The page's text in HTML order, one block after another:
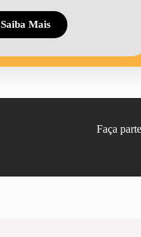
Saiba Mais
Faça